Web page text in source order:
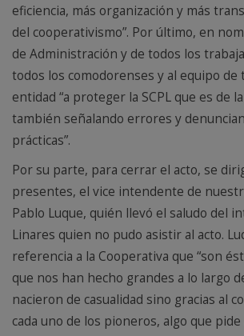
eficiencia, más organización y más
del cooperativismo”. Por último, en
de Administración y de todos los
todos los comodorenses y al equipo de
entidad “a proteger la SCPL que es de
también señalando errores y
prácticas”.
Por su parte, para cerrar el acto, se
presentes, el vice intendente de
Pablo Luque, quién llevó el saludo del
Linares quien no pudo asistir al acto.
referencia a la Cooperativa que “son
que nos han hecho grandes a lo largo
nacieron de casualidad sino gracias al
cada uno de los pioneros, algo que